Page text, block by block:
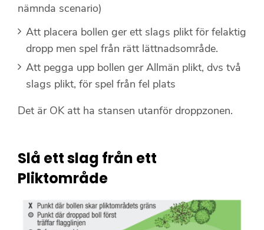
nämnda scenario)
Att placera bollen ger ett slags plikt för felaktig
dropp men spel från rätt lättnadsområde.
Att pegga upp bollen ger Allmän plikt, dvs två
slags plikt, för spel från fel plats
Det är OK att ha stansen utanför droppzonen.
Slå ett slag från ett
Pliktområde